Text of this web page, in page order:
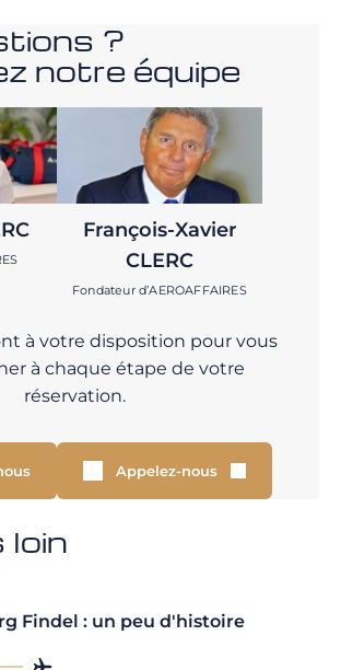
?
notre équipe
François-Xavier
CLERC
Fondateur d’AEROAFFAIRES
à votre disposition pour vous
à chaque étape de votre
réservation.
Appelez-nous
loin
Findel : un peu d'histoire